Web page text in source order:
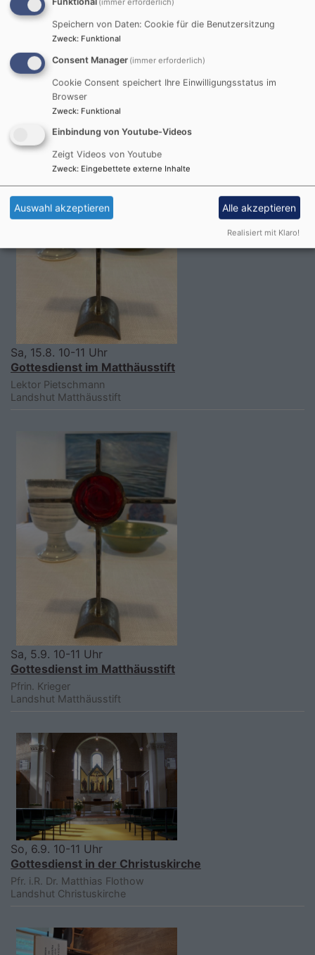
So, 9.8. 18-19 Uhr
Meditativer Waldspaziergang im Klosterholz
Ohne Ort
Sa, 15.8. 10-11 Uhr
Gottesdienst im Matthäusstift
Lektor Pietschmann
Landshut Matthäusstift
Sa, 5.9. 10-11 Uhr
Gottesdienst im Matthäusstift
Pfrin. Krieger
Landshut Matthäusstift
So, 6.9. 10-11 Uhr
Gottesdienst in der Christuskirche
Pfr. i.R. Dr. Matthias Flothow
Landshut Christuskirche
Speichern von Daten: Cookie für die Benutzersitzung
Zweck: Funktional
Consent Manager (immer erforderlich)
Cookie Consent speichert Ihre Einwilligungsstatus im
Browser
Zweck: Funktional
Einbindung von Youtube-Videos
Zeigt Videos von Youtube
Zweck: Eingebettete externe Inhalte
Auswahl akzeptieren Alle akzeptieren
Realisiert mit Klaro!